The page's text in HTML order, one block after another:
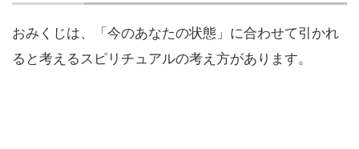
おみくじは、「今のあなたの状態」に合わせて引かれ
ると考えるスピリチュアルの考え方があります。